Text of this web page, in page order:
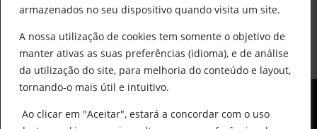
armazenados no seu dispositivo quando visita um site.
A nossa utilização de cookies tem somente o objetivo de
manter ativas as suas preferências (idioma), e de análise
da utilização do site, para melhoria do conteúdo e layout,
tornando-o mais útil e intuitivo.
Ao clicar em "Aceitar", estará a concordar com o uso